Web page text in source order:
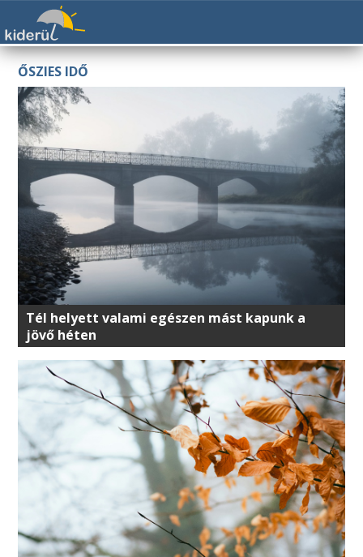
ŐSZIES IDŐ
Tél helyett valami egészen mást kapunk a
jövő héten